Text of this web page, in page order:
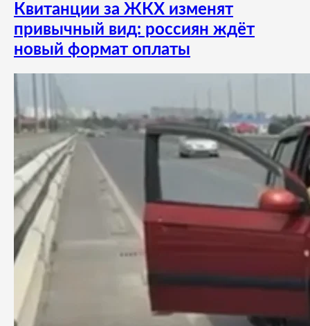
Квитанции за ЖКХ изменят
привычный вид: россиян ждёт
новый формат оплаты